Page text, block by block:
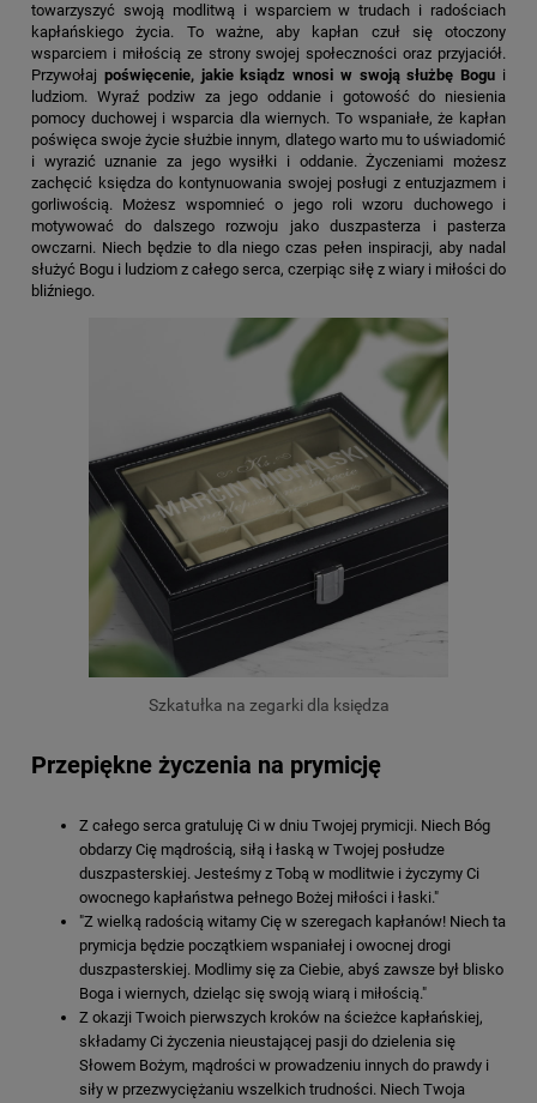
towarzyszyć swoją modlitwą i wsparciem w trudach i radościach
kapłańskiego życia. To ważne, aby kapłan czuł się otoczony
wsparciem i miłością ze strony swojej społeczności oraz przyjaciół.
Przywołaj poświęcenie, jakie ksiądz wnosi w swoją służbę Bogu i
ludziom. Wyraź podziw za jego oddanie i gotowość do niesienia
pomocy duchowej i wsparcia dla wiernych. To wspaniałe, że kapłan
poświęca swoje życie służbie innym, dlatego warto mu to uświadomić
i wyrazić uznanie za jego wysiłki i oddanie. Życzeniami możesz
zachęcić księdza do kontynuowania swojej posługi z entuzjazmem i
gorliwością. Możesz wspomnieć o jego roli wzoru duchowego i
motywować do dalszego rozwoju jako duszpasterza i pasterza
owczarni. Niech będzie to dla niego czas pełen inspiracji, aby nadal
służyć Bogu i ludziom z całego serca, czerpiąc siłę z wiary i miłości do
bliźniego.
Szkatułka na zegarki dla księdza
Przepiękne życzenia na prymicję
Z całego serca gratuluję Ci w dniu Twojej prymicji. Niech Bóg
obdarzy Cię mądrością, siłą i łaską w Twojej posłudze
duszpasterskiej. Jesteśmy z Tobą w modlitwie i życzymy Ci
owocnego kapłaństwa pełnego Bożej miłości i łaski."
"Z wielką radością witamy Cię w szeregach kapłanów! Niech ta
prymicja będzie początkiem wspaniałej i owocnej drogi
duszpasterskiej. Modlimy się za Ciebie, abyś zawsze był blisko
Boga i wiernych, dzieląc się swoją wiarą i miłością."
Z okazji Twoich pierwszych kroków na ścieżce kapłańskiej,
składamy Ci życzenia nieustającej pasji do dzielenia się
Słowem Bożym, mądrości w prowadzeniu innych do prawdy i
siły w przezwyciężaniu wszelkich trudności. Niech Twoja